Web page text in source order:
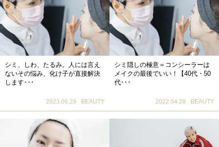
シミ、しわ、たるみ。人には言え
ないその悩み、化け子が直接解決
します･･･
2023.06.29 BEAUTY
シミ隠しの極意＝コンシーラーは
メイクの最後でいい！【40代・50
代･･･
2022.04.28 BEAUTY